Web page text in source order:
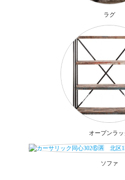
枠にとらわれないところが長所でも
とそこまではこれといって問題な
ただ、、お部屋にクローゼットが
収納が無いということなんです
ただポールは備え付けられています
ここへ服を掛けろ！！と言わんば
なので、後はチェストをご購入いた
オープンラック等で衣類の収納を
ほぼ西向きのバルコニーですが、
ラグ
オープンラッ
ソファ